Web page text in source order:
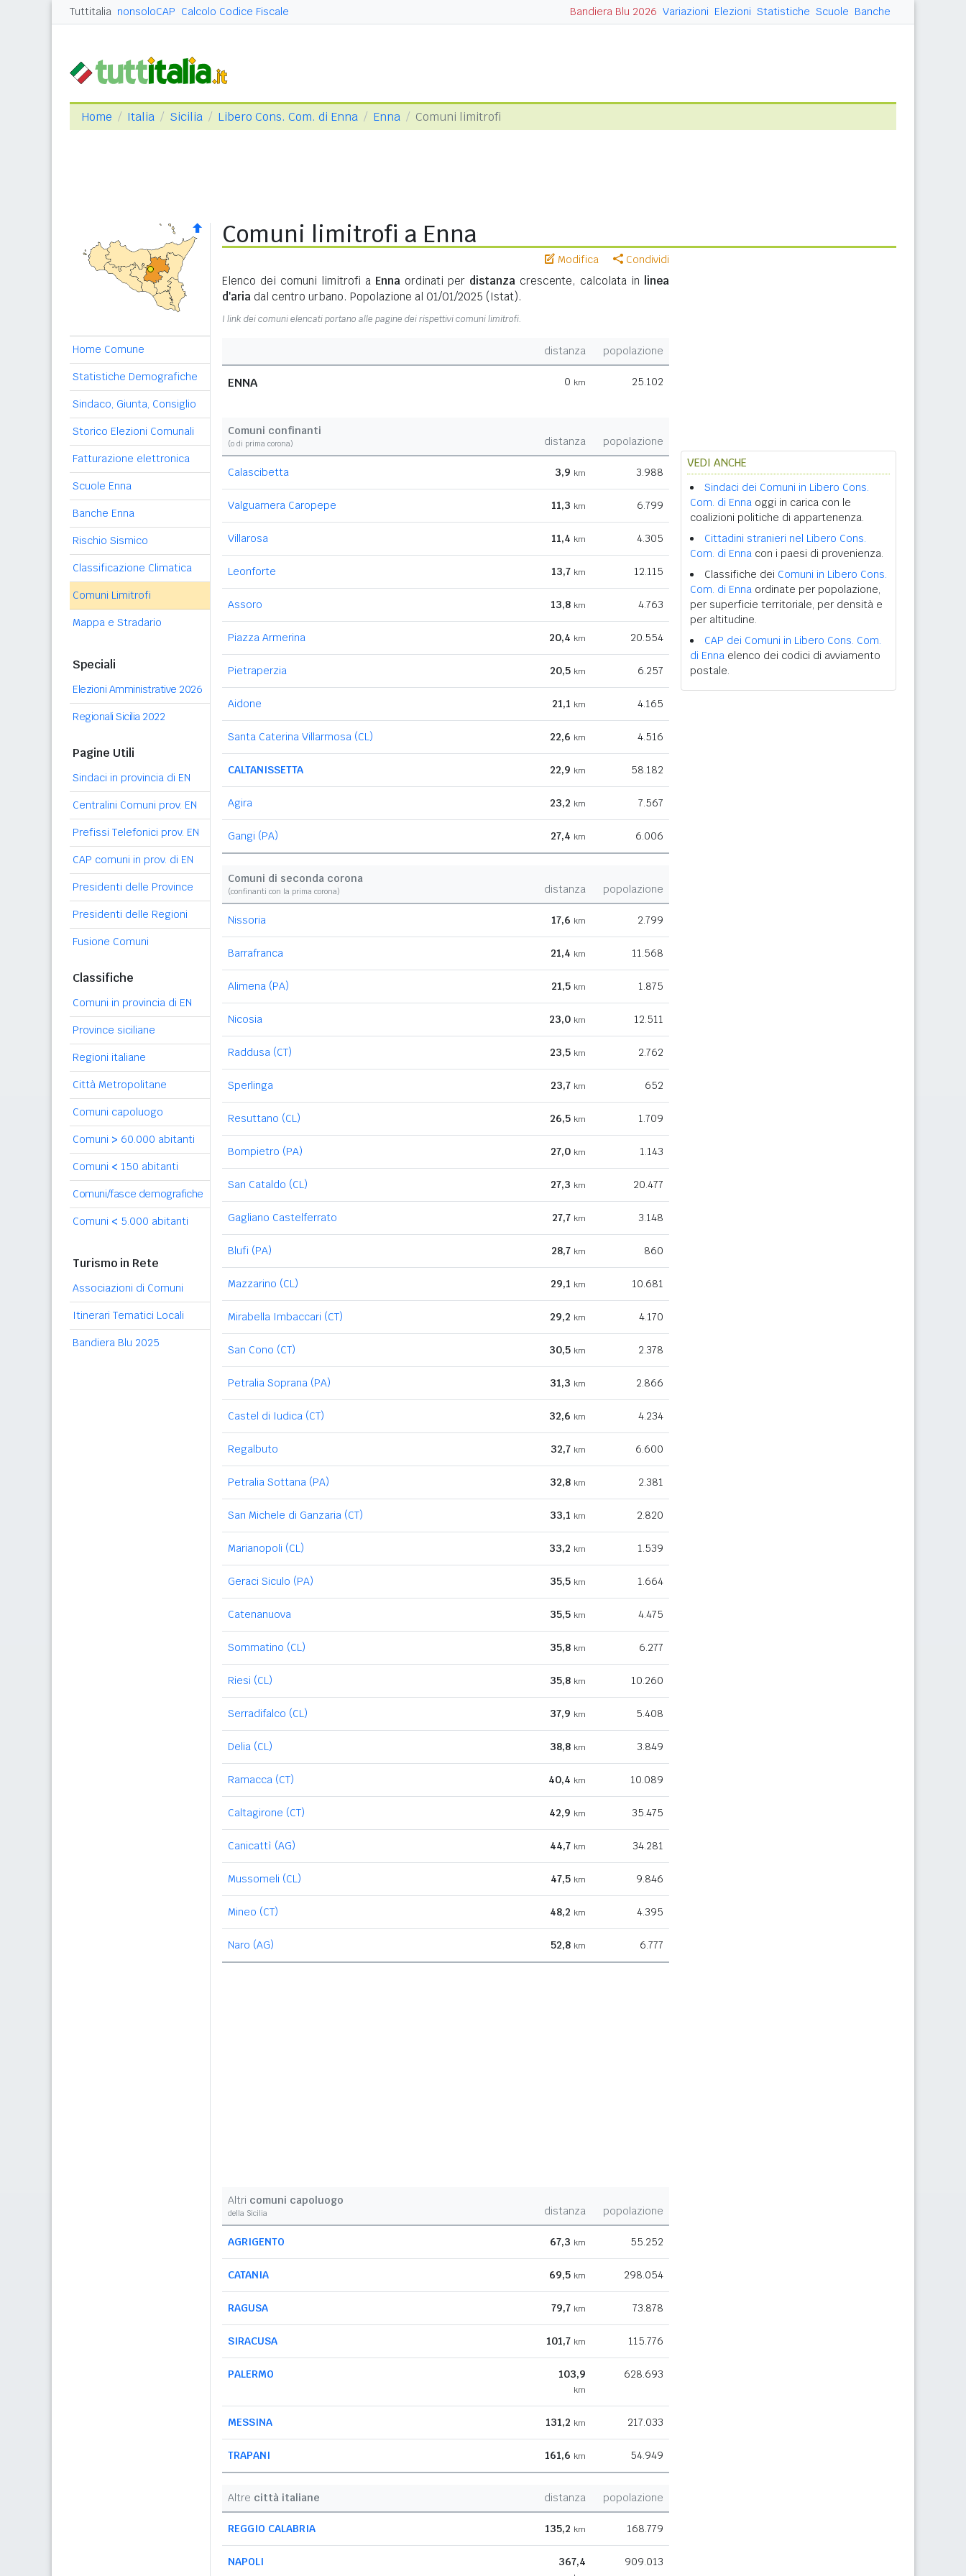
Tuttitalia nonsoloCAP Calcolo Codice Fiscale Bandiera Blu 2026 Variazioni Elezioni Statistiche Scuole Banche
Home Italia Sicilia Libero Cons. Com. di Enna Enna Comuni limitrofi
Home Comune
Statistiche Demografiche
Sindaco, Giunta, Consiglio
Storico Elezioni Comunali
Fatturazione elettronica
Scuole Enna
Banche Enna
Rischio Sismico
Classificazione Climatica
Comuni Limitrofi
Mappa e Stradario
Speciali
Elezioni Amministrative 2026
Regionali Sicilia 2022
Pagine Utili
Sindaci in provincia di EN
Centralini Comuni prov. EN
Prefissi Telefonici prov. EN
CAP comuni in prov. di EN
Presidenti delle Province
Presidenti delle Regioni
Fusione Comuni
Classifiche
Comuni in provincia di EN
Province siciliane
Regioni italiane
Città Metropolitane
Comuni capoluogo
Comuni > 60.000 abitanti
Comuni < 150 abitanti
Comuni/fasce demografiche
Comuni < 5.000 abitanti
Turismo in Rete
Associazioni di Comuni
Itinerari Tematici Locali
Bandiera Blu 2025
Comuni limitrofi a Enna
Modifica Condividi
Elenco dei comuni limitrofi a Enna ordinati per distanza crescente, calcolata in
linea
d'aria dal centro urbano. Popolazione al 01/01/2025 (Istat).
I link dei comuni elencati portano alle pagine dei rispettivi comuni limitrofi.
distanza popolazione
ENNA 0 km 25.102
Comuni confinanti
(o di prima corona) distanza popolazione
Calascibetta 3,9 km 3.988
Valguarnera Caropepe 11,3 km 6.799
Villarosa 11,4 km 4.305
Leonforte 13,7 km 12.115
Assoro 13,8 km 4.763
Piazza Armerina 20,4 km 20.554
Pietraperzia 20,5 km 6.257
Aidone 21,1 km 4.165
Santa Caterina Villarmosa (CL) 22,6 km 4.516
CALTANISSETTA 22,9 km 58.182
Agira 23,2 km 7.567
Gangi (PA) 27,4 km 6.006
Comuni di seconda corona
(confinanti con la prima corona) distanza popolazione
Nissoria 17,6 km 2.799
Barrafranca 21,4 km 11.568
Alimena (PA) 21,5 km 1.875
Nicosia 23,0 km 12.511
Raddusa (CT) 23,5 km 2.762
Sperlinga 23,7 km 652
Resuttano (CL) 26,5 km 1.709
Bompietro (PA) 27,0 km 1.143
San Cataldo (CL) 27,3 km 20.477
Gagliano Castelferrato 27,7 km 3.148
Blufi (PA) 28,7 km 860
Mazzarino (CL) 29,1 km 10.681
Mirabella Imbaccari (CT) 29,2 km 4.170
San Cono (CT) 30,5 km 2.378
Petralia Soprana (PA) 31,3 km 2.866
Castel di Iudica (CT) 32,6 km 4.234
Regalbuto 32,7 km 6.600
Petralia Sottana (PA) 32,8 km 2.381
San Michele di Ganzaria (CT) 33,1 km 2.820
Marianopoli (CL) 33,2 km 1.539
Geraci Siculo (PA) 35,5 km 1.664
Catenanuova 35,5 km 4.475
Sommatino (CL) 35,8 km 6.277
Riesi (CL) 35,8 km 10.260
Serradifalco (CL) 37,9 km 5.408
Delia (CL) 38,8 km 3.849
Ramacca (CT) 40,4 km 10.089
Caltagirone (CT) 42,9 km 35.475
Canicattì (AG) 44,7 km 34.281
Mussomeli (CL) 47,5 km 9.846
Mineo (CT) 48,2 km 4.395
Naro (AG) 52,8 km 6.777
Altri comuni capoluogo
della Sicilia distanza popolazione
AGRIGENTO 67,3 km 55.252
CATANIA 69,5 km 298.054
RAGUSA 79,7 km 73.878
SIRACUSA 101,7 km 115.776
PALERMO 103,9
km
628.693
MESSINA 131,2 km 217.033
TRAPANI 161,6 km 54.949
Altre città italiane distanza popolazione
REGGIO CALABRIA 135,2 km 168.779
NAPOLI 367,4 909.013
VEDI ANCHE
Sindaci dei Comuni in Libero Cons.
Com. di Enna oggi in carica con le
coalizioni politiche di appartenenza.
Cittadini stranieri nel Libero Cons.
Com. di Enna con i paesi di provenienza.
Classifiche dei Comuni in Libero Cons.
Com. di Enna ordinate per popolazione,
per superficie territoriale, per densità e
per altitudine.
CAP dei Comuni in Libero Cons. Com.
di Enna elenco dei codici di avviamento
postale.